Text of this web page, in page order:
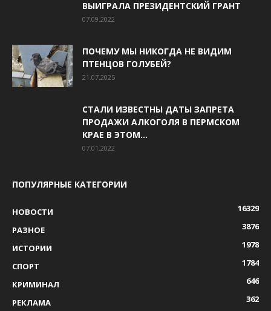
ВЫИГРАЛА ПРЕЗИДЕНТСКИЙ ГРАНТ
07.09.2022
ПОЧЕМУ МЫ НИКОГДА НЕ ВИДИМ
ПТЕНЦОВ ГОЛУБЕЙ?
21.07.2025
СТАЛИ ИЗВЕСТНЫ ДАТЫ ЗАПРЕТА
ПРОДАЖИ АЛКОГОЛЯ В ПЕРМСКОМ
КРАЕ В ЭТОМ...
07.01.2022
ПОПУЛЯРНЫЕ КАТЕГОРИИ
НОВОСТИ
16329
РАЗНОЕ
3876
ИСТОРИИ
1978
СПОРТ
1784
КРИМИНАЛ
646
РЕКЛАМА
362